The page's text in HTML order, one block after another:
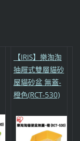
【IRIS】樂淘淘
抽屜式雙層貓砂
屋貓砂盆 無蓋-
橙色(RCT-530)